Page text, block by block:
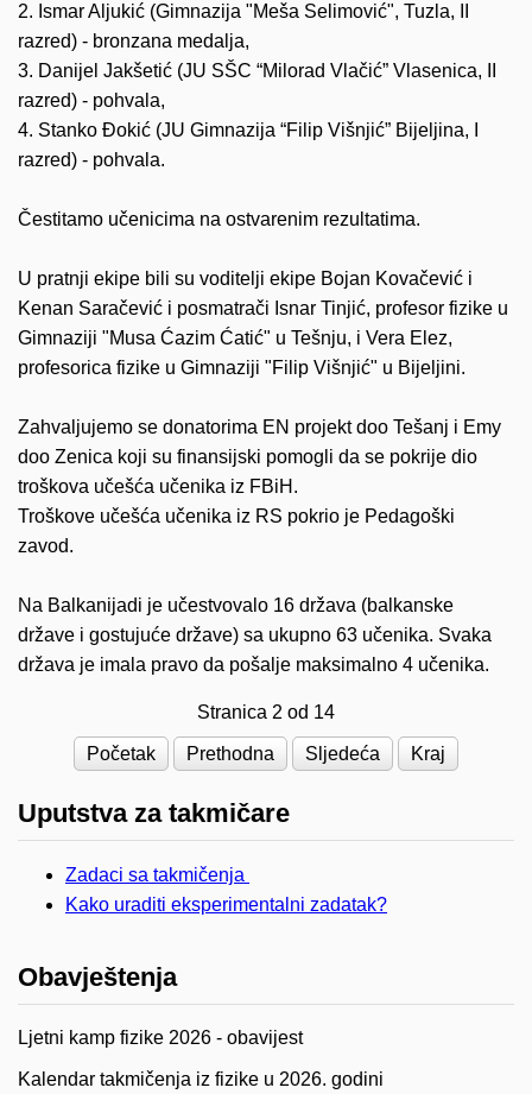
2. Ismar Aljukić (Gimnazija "Meša Selimović", Tuzla, II
razred) - bronzana medalja,
3. Danijel Jakšetić (JU SŠC “Milorad Vlačić” Vlasenica, II
razred) - pohvala,
4. Stanko Đokić (JU Gimnazija “Filip Višnjić” Bijeljina, I
razred) - pohvala.
Čestitamo učenicima na ostvarenim rezultatima.
U pratnji ekipe bili su voditelji ekipe Bojan Kovačević i
Kenan Saračević i posmatrači Isnar Tinjić, profesor fizike u
Gimnaziji "Musa Ćazim Ćatić" u Tešnju, i Vera Elez,
profesorica fizike u Gimnaziji "Filip Višnjić" u Bijeljini.
Zahvaljujemo se donatorima EN projekt doo Tešanj i Emy
doo Zenica koji su finansijski pomogli da se pokrije dio
troškova učešća učenika iz FBiH.
Troškove učešća učenika iz RS pokrio je Pedagoški
zavod.
Na Balkanijadi je učestvovalo 16 država (balkanske
države i gostujuće države) sa ukupno 63 učenika. Svaka
država je imala pravo da pošalje maksimalno 4 učenika.
Stranica 2 od 14
Početak Prethodna Sljedeća Kraj
Uputstva za takmičare
Zadaci sa takmičenja
Kako uraditi eksperimentalni zadatak?
Obavještenja
Ljetni kamp fizike 2026 - obavijest
Kalendar takmičenja iz fizike u 2026. godini